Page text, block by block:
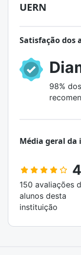
UERN
Satisfação dos
98%
Média geral
150 avaliações
alunos desta
instituição